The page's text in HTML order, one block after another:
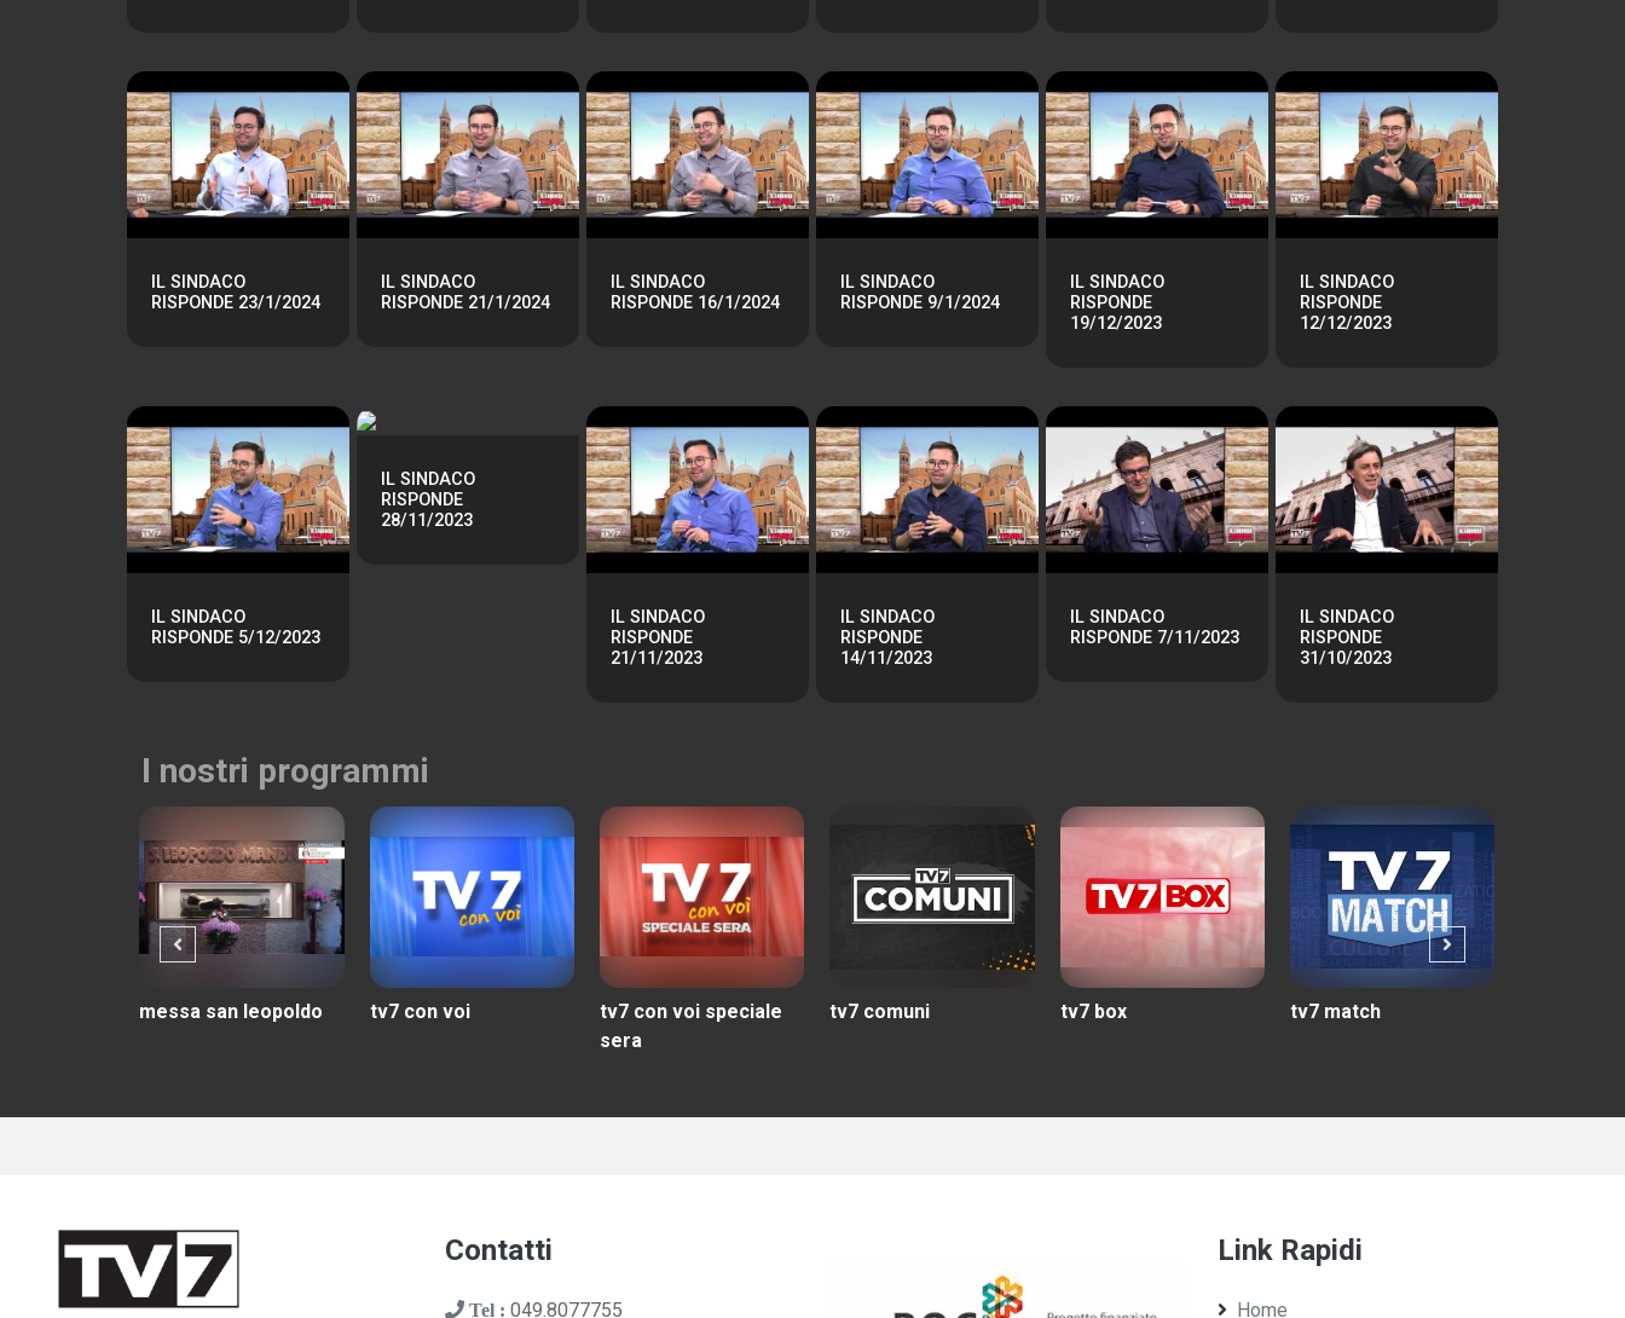
IL SINDACO
RISPONDE 23/1/2024
IL SINDACO
RISPONDE 21/1/2024
IL SINDACO
RISPONDE 16/1/2024
IL SINDACO
RISPONDE 9/1/2024
IL SINDACO
RISPONDE
19/12/2023
IL SINDACO
RISPONDE
12/12/2023
IL SINDACO
RISPONDE 5/12/2023
IL SINDACO
RISPONDE
28/11/2023
IL SINDACO
RISPONDE
21/11/2023
IL SINDACO
RISPONDE
14/11/2023
IL SINDACO
RISPONDE 7/11/2023
IL SINDACO
RISPONDE
31/10/2023
I nostri programmi
messa san leopoldo tv7 con voi
tv7 con voi speciale
sera
tv7 comuni tv7 box tv7 match
Contatti
Tel : 049.8077755
Link Rapidi
Home